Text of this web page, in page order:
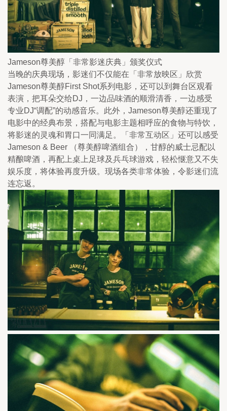
Jameson尊美醇「非常影迷庆典」颁奖仪式
当晚的庆典现场，影迷们不仅能在「非常放映区」欣赏
Jameson尊美醇First Shot系列电影，还可以到舞台区观看
表演，把耳朵交给DJ，一边品味酒的顺滑清香，一边感受
专业DJ“调配”的动感音乐。此外，Jameson尊美醇还重现了
电影中的经典布景，搭配与电影主题相呼应的食物与特饮，
将影迷的灵魂和胃口一同满足。「非常互动区」还可以感受
Jameson & Beer （尊美醇啤酒组合），甘醇的威士忌配以
精酿啤酒，再配上桌上足球及兵乓球游戏，轻松惬意又不失
娱乐度，将体验再度升级。现场各类非常体验，令影迷们流
连忘返。